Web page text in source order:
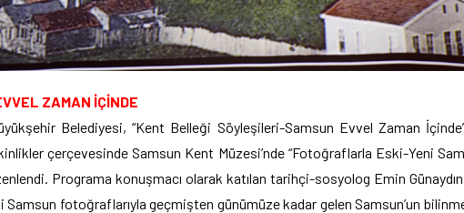
ZAMAN İÇİNDE
Belediyesi, “Kent Belleği Söyleşileri-Samsun Evvel Zaman
çerçevesinde Samsun Kent Müzesi’nde “Fotoğraflarla Eski-Yeni
Programa konuşmacı olarak katılan tarihçi-sosyolog Emin Günaydın,
Samsun fotoğraflarıyla geçmişten günümüze kadar gelen Samsun’un